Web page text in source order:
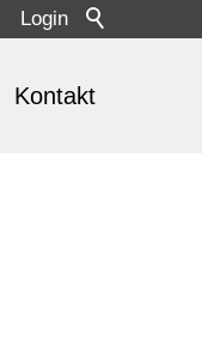
Login
Kontakt